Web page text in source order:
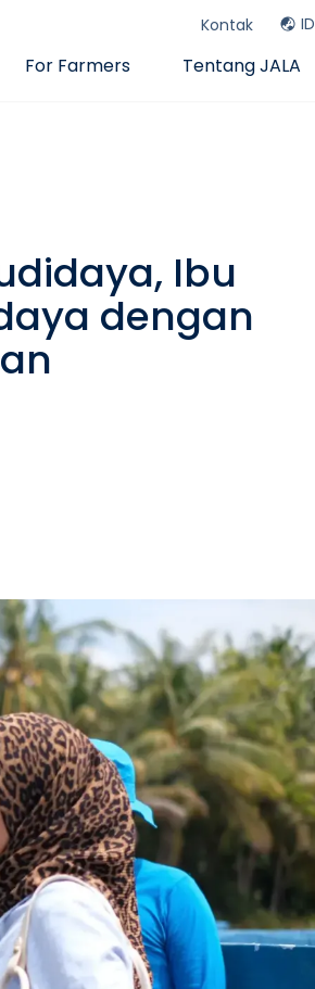
Kontak ID
For Farmers Tentang JALA
Ibu
dengan